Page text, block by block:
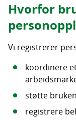
Hvorfor
Vi registrerer
koordinere
støtte
registrere